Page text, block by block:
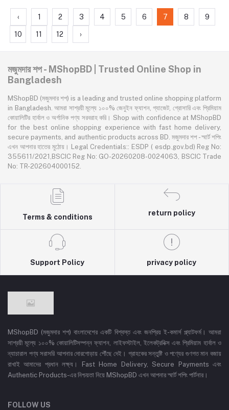
‹ 1 2 3 4 5 6 7 8 9
10 11 12 ›
মজুমদার শপ - MShopBD | Trusted Online Shop in
Bangladesh
MShopBD (মজুমদার শপ) is a leading and trusted online shopping platform
in Bangladesh. আমরা সাশ্রয়ী মূল্যে ১০০% জেনুইন ফ্যাশন, গ্যাজেট, গ্রোসারি এবং প্রিমিয়াম
কোয়ালিটির হার্বাল ও অর্গানিক পণ্য সরবরাহ করি। Shop with confidence at MShopBD
for the best online shopping experience with fast home delivery,
secure payments, and authentic products across BD. মজুমদার শপ - স্মার্ট শপিং
এখন আপনার হাতের মুঠোয়। Legal Credentials:: ESDP ( esdp.gov.bd) Reg No:
355611/2021,BSCIC Reg No: GO-20260208-0024063, BSCIC Trade
No: TR-202604000152.
Terms & conditions
return policy
Support Policy privacy policy
MShopBD (মজুমদার শপ) বাংলাদেশের একটি বিশ্বস্ত এবং জনপ্রিয় ই-কমার্স প্ল্যাটফর্ম। আমরা
সাশ্রয়ী মূল্যে ১০০% কোয়ালিটিসম্পন্ন ফ্যাশন, লাইফস্টাইল, ইলেকট্রনিক্স এবং প্রিমিয়াম হার্বাল ও
ন্যাচারাল পণ্য সরাসরি আপনার দোরগোড়ায় পৌঁছে দেই। গ্রাহকের সন্তুষ্টি ও পণ্যের গুণগত মান বজায়
রাখাই আমাদের প্রধান লক্ষ্য। Fast Home Delivery, Secure Payments এবং
Authentic Products-এর নিশ্চয়তা নিয়ে MShopBD এখন আপনার স্মার্ট শপিং পার্টনার।
FOLLOW US